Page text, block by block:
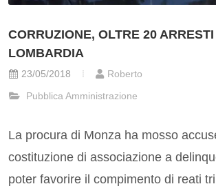
CORRUZIONE, OLTRE 20 ARRESTI
LOMBARDIA
23/05/2018
Roberto
Pubblica Amministrazione
La procura di Monza ha mosso
costituzione di associazione a
poter favorire il compimento di reati